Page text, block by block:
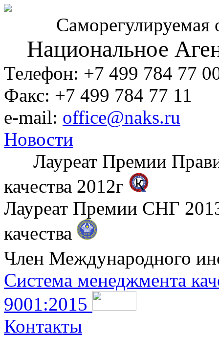
Саморегулируемая
Национальное
Телефон: +7 499 784 77
Факс: +7 499 784 77 11
e-mail: office@naks.ru
Новости
Лауреат Премии
качества 2012г
Лауреат Премии СНГ
качества
Член Международного
Система менеджмента
9001:2015
Контакты